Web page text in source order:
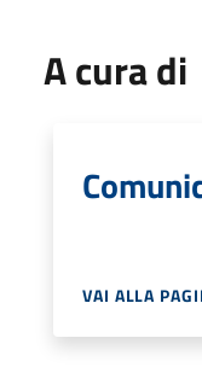
A cura di
VAI ALLA